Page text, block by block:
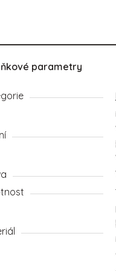
parametry